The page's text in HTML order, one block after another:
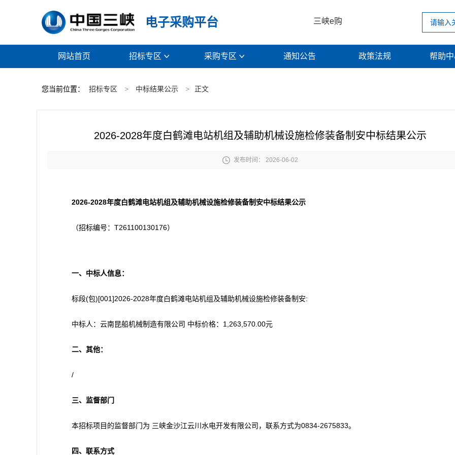
电子采购平台 三峡e购
网站首页 招标专区  采购专区  通知公告 政策法规 帮助
您当前位置： 招标专区 > 中标结果公示 > 正文
2026-2028年度白鹤滩电站机组及辅助机械设施检修装备制安中标结果公示
 发布时间： 2026-06-02
2026-2028年度白鹤滩电站机组及辅助机械设施检修装备制安中标结果公示
（招标编号：T261100130176）
一、中标人信息：
标段(包)[001]2026-2028年度白鹤滩电站机组及辅助机械设施检修装备制安:
中标人：云南昆船机械制造有限公司 中标价格：1,263,570.00元
二、其他：
/
三、监督部门
本招标项目的监督部门为 三峡金沙江云川水电开发有限公司，联系方式为0834-2675833。
四、联系方式